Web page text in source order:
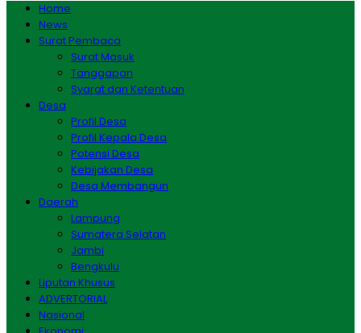
Home
News
Surat Pembaca
Surat Masuk
Tanggapan
Syarat dan Ketentuan
Desa
Profil Desa
Profil Kepala Desa
Potensi Desa
Kebijakan Desa
Desa Membangun
Daerah
Lampung
Sumatera Selatan
Jambi
Bengkulu
Liputan Khusus
ADVERTORIAL
Nasional